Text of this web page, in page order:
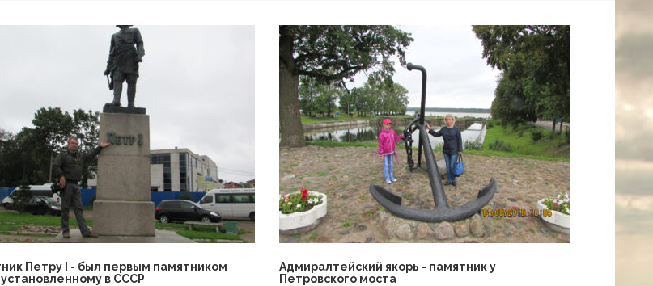
Петру I - был первым памятником
в СССР
Адмиралтейский якорь - памятник у
Петровского моста